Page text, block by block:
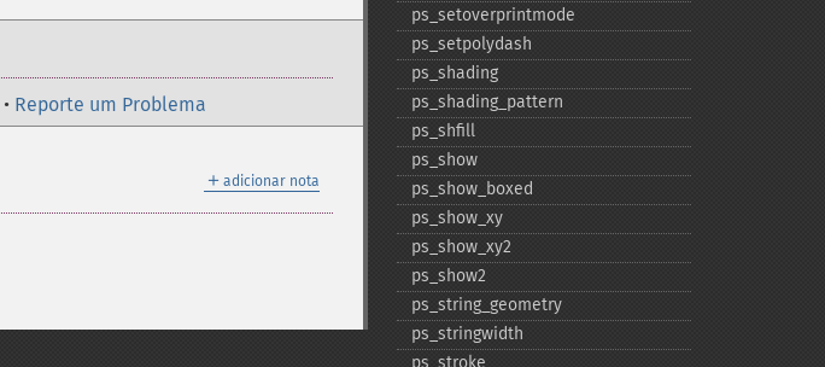
• Reporte um Problema
＋ adicionar nota
ps_​setoverprintmode
ps_​setpolydash
ps_​shading
ps_​shading_​pattern
ps_​shfill
ps_​show
ps_​show_​boxed
ps_​show_​xy
ps_​show_​xy2
ps_​show2
ps_​string_​geometry
ps_​stringwidth
ps_​stroke